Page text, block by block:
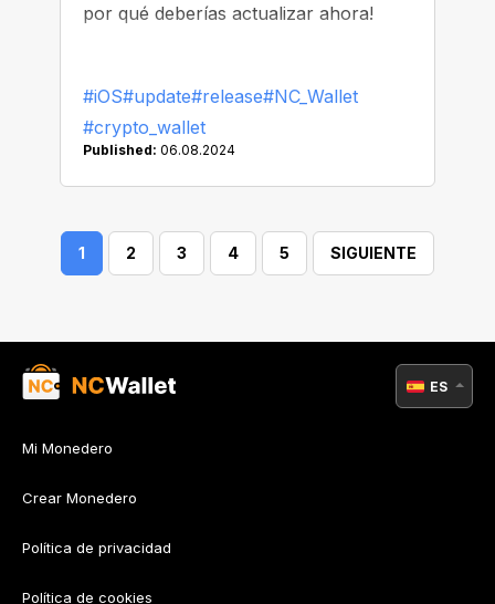
por qué deberías actualizar ahora!
#iOS#update#release#NC_Wallet
#crypto_wallet
Published: 06.08.2024
1 2 3 4 5 SIGUIENTE
Mi Monedero
Crear Monedero
Política de privacidad
Política de cookies
ES